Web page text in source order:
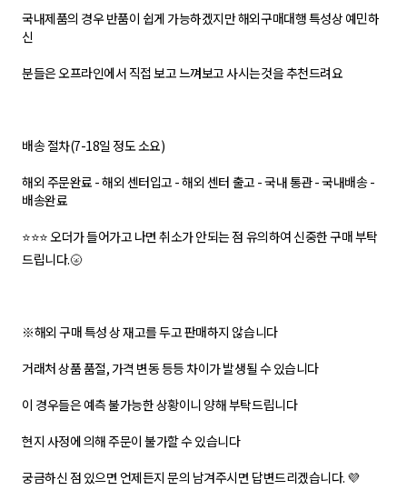
국내제품의 경우 반품이 쉽게 가능하겠지만 해외구매대행 특성상 예민하
신
분들은 오프라인에서 직접 보고 느껴보고 사시는것을 추천드려요
배송 절차(7-18일 정도 소요)
해외 주문완료 - 해외 센터입고 - 해외 센터 출고 - 국내 통관 - 국내배송 -
배송완료
⭐⭐⭐ 오더가 들어가고 나면 취소가 안되는 점 유의하여 신중한 구매 부탁
드립니다.🌝
※해외 구매 특성 상 재고를 두고 판매하지 않습니다
거래처 상품 품절, 가격 변동 등등 차이가 발생될 수 있습니다
이 경우들은 예측 불가능한 상황이니 양해 부탁드립니다
현지 사정에 의해 주문이 불가할 수 있습니다
궁금하신 점 있으면 언제든지 문의 남겨주시면 답변드리겠습니다. 💜